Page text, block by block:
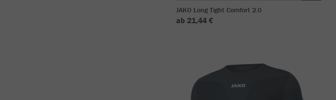
JAKO Long Tight Comfort 2.0
ab 21,44 €